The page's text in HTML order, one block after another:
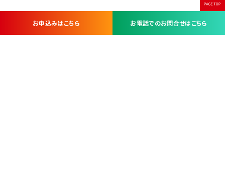
お申込みはこちら お電話でのお問合せはこちら